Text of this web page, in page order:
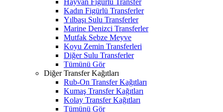
Hayvan Figürlü Transfer
Kadın Figürlü Transferler
Yılbaşı Sulu Transferler
Marine Denizci Transferler
Mutfak Sebze Meyve
Koyu Zemin Transferleri
Diğer Sulu Transferler
Tümünü Gör
Diğer Transfer Kağıtları
Rub-On Transfer Kağıtları
Kumaş Transfer Kağıtları
Kolay Transfer Kağıtları
Tümünü Gör